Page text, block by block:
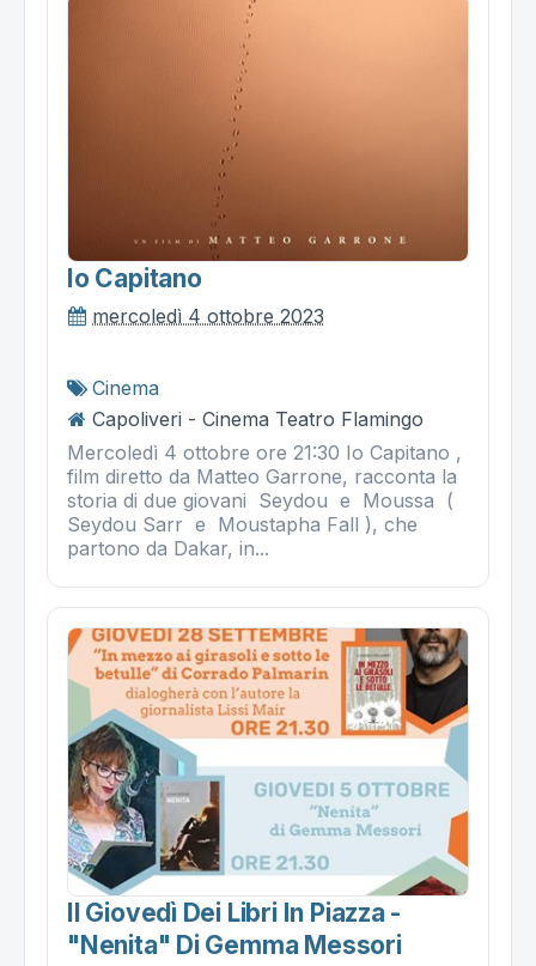
Io Capitano
mercoledì 4 ottobre 2023
Cinema
Capoliveri - Cinema Teatro Flamingo
Mercoledì 4 ottobre ore 21:30 Io Capitano ,
film diretto da Matteo Garrone, racconta la
storia di due giovani Seydou e Moussa (
Seydou Sarr e Moustapha Fall ), che
partono da Dakar, in...
Il Giovedì Dei Libri In Piazza -
"nenita" Di Gemma Messori